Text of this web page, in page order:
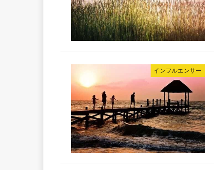
インフルエンサー